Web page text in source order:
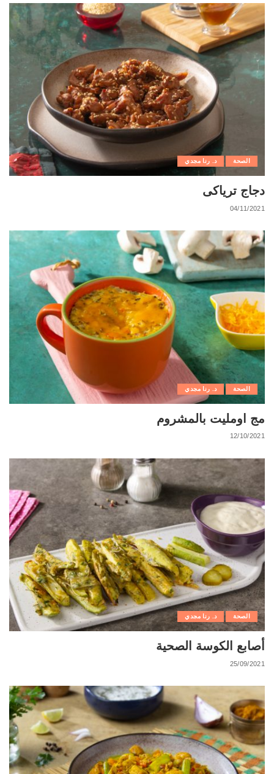
الصحة د. رنا مجدي
دجاج ترياكى
04/11/2021
الصحة د. رنا مجدي
مج اومليت بالمشروم
12/10/2021
الصحة د. رنا مجدي
أصابع الكوسة الصحية
25/09/2021